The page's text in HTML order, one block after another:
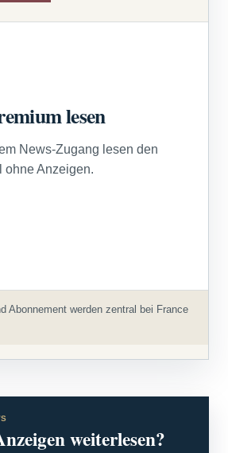
lesen
News-Zugang lesen den
ohne Anzeigen.
Abonnement werden zentral bei France
weiterlesen?